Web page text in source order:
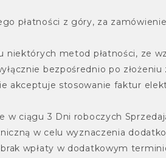
płatności z góry, za
niektórych metod płatności, ze
bezpośrednio po złożeniu
akceptuje stosowanie faktur
w ciągu 3 Dni roboczych
w celu wyznaczenia
wpłaty w dodatkowym